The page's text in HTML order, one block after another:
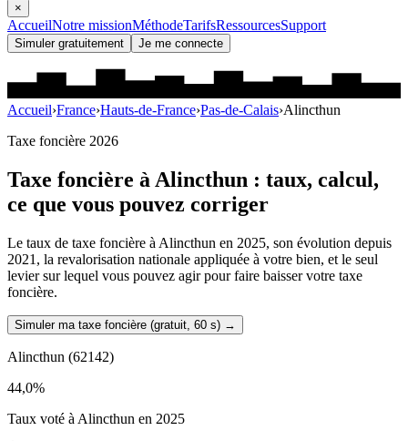
×
AccueilNotre missionMéthodeTarifsRessourcesSupport
Simuler gratuitement Je me connecte
Accueil›France›Hauts-de-France›Pas-de-Calais›Alincthun
Taxe foncière 2026
Taxe foncière àAlincthun : taux, calcul,
ce que vous pouvez corriger
Le taux de taxe foncière à Alincthun en 2025, son évolution depuis
2021, la revalorisation nationale appliquée à votre bien, et le seul
levier sur lequel vous pouvez agir pour faire baisser votre taxe
foncière.
Simuler ma taxe foncière (gratuit, 60 s) →
Alincthun (62142)
44,0%
Taux voté à Alincthun en 2025